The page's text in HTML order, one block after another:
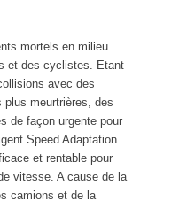
mortels en milieu
et des cyclistes. Etant
avec des
meurtrières, des
de façon urgente pour
Speed Adaptation
et rentable pour
vitesse. A cause de la
camions et de la